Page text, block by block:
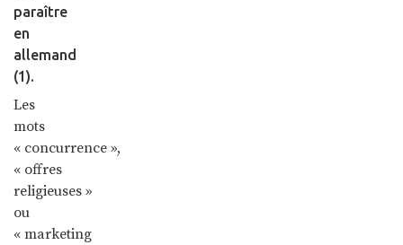
paraître
en
allemand
(1).
Les
mots
« concurrence »,
« offres
religieuses »
ou
« marketing